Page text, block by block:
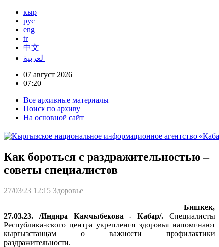
кыр
рус
eng
tr
中文
العربية
07 август 2026
07:20
Все архивные материалы
Поиск по архиву
На основной сайт
Как бороться с раздражительностью –
советы специалистов
27/03/23 12:15 Здоровье
Бишкек,
27.03.23. /Индира Камчыбекова - Кабар/. Специалисты
Республиканского центра укрепления здоровья напоминают
кыргызстанцам о важности профилактики
раздражительности.